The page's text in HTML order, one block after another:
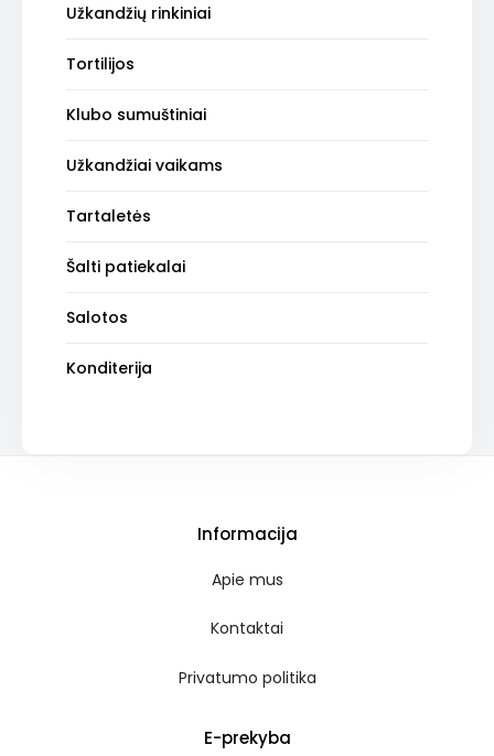
Užkandžių rinkiniai
Tortilijos
Klubo sumuštiniai
Užkandžiai vaikams
Tartaletės
Šalti patiekalai
Salotos
Konditerija
Informacija
Apie mus
Kontaktai
Privatumo politika
E-prekyba